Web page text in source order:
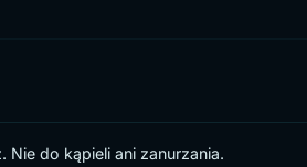
Nie do kąpieli ani zanurzania.